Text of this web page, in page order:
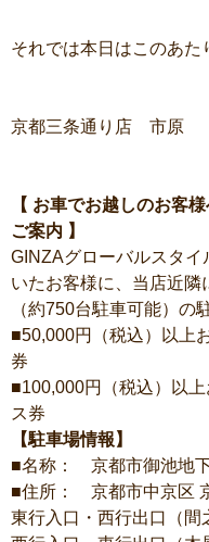
それでは本日はこのあた
京都三条通り店 市原
【 お車でお越しのお客
ご案内 】
GINZAグローバルスタ
いたお客様に、当店近隣
（約750台駐車可能）の
■50,000円（税込）以上
券
■100,000円（税込）以
ス券
【駐車場情報】
■名称： 京都市御池地
■住所： 京都市中京区
東行入口・西行出口（間